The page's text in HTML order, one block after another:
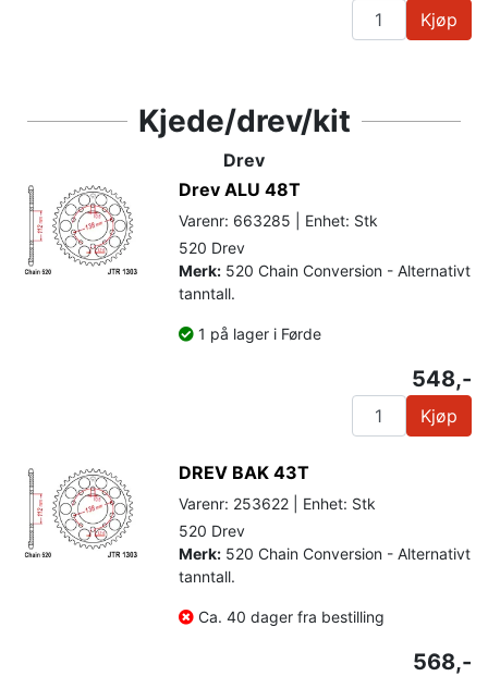
Kjøp
Kjede/drev/kit
Drev
Drev ALU 48T
Varenr: 663285 | Enhet: Stk
520 Drev
Merk: 520 Chain Conversion - Alternativt
tanntall.
1 på lager i Førde
548,-
Kjøp
DREV BAK 43T
Varenr: 253622 | Enhet: Stk
520 Drev
Merk: 520 Chain Conversion - Alternativt
tanntall.
Ca. 40 dager fra bestilling
568,-